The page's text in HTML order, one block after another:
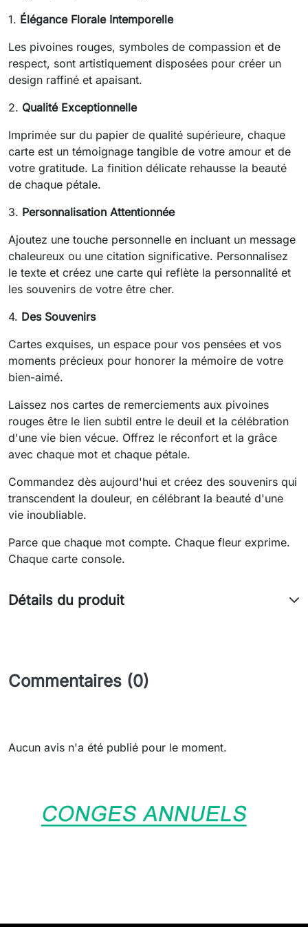
1. Élégance Florale Intemporelle
Les pivoines rouges, symboles de compassion et de
respect, sont artistiquement disposées pour créer un
design raffiné et apaisant.
2. Qualité Exceptionnelle
Imprimée sur du papier de qualité supérieure, chaque
carte est un témoignage tangible de votre amour et de
votre gratitude. La finition délicate rehausse la beauté
de chaque pétale.
3. Personnalisation Attentionnée
Ajoutez une touche personnelle en incluant un message
chaleureux ou une citation significative. Personnalisez
le texte et créez une carte qui reflète la personnalité et
les souvenirs de votre être cher.
4. Des Souvenirs
Cartes exquises, un espace pour vos pensées et vos
moments précieux pour honorer la mémoire de votre
bien-aimé.
Laissez nos cartes de remerciements aux pivoines
rouges être le lien subtil entre le deuil et la célébration
d'une vie bien vécue. Offrez le réconfort et la grâce
avec chaque mot et chaque pétale.
Commandez dès aujourd'hui et créez des souvenirs qui
transcendent la douleur, en célébrant la beauté d'une
vie inoubliable.
Parce que chaque mot compte. Chaque fleur exprime.
Chaque carte console.
Détails du produit
Commentaires (0)
Aucun avis n'a été publié pour le moment.